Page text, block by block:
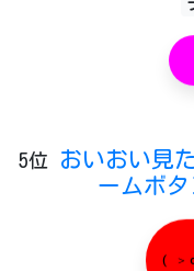
5位
おいおい見
ームボタ
( ＞